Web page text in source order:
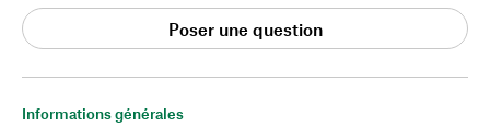
Informations générales
Poser une question